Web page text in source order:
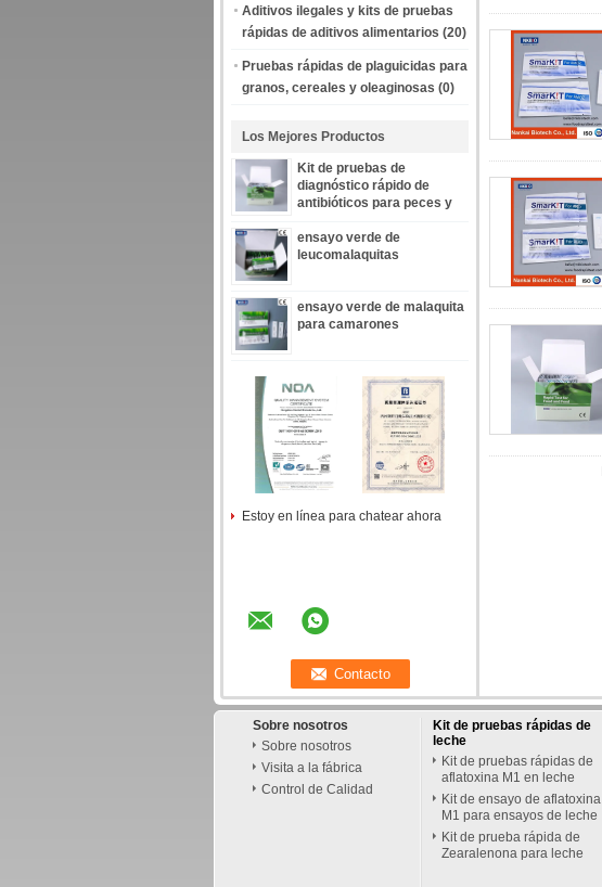
Aditivos ilegales y kits de pruebas
rápidas de aditivos alimentarios (20)
Pruebas rápidas de plaguicidas para
granos, cereales y oleaginosas (0)
Los Mejores Productos
Kit de pruebas de
diagnóstico rápido de
antibióticos para peces y
ensayo verde de
leucomalaquitas
ensayo verde de malaquita
para camarones
Estoy en línea para chatear ahora
Sobre nosotros
Sobre nosotros
Visita a la fábrica
Control de Calidad
Kit de pruebas rápidas de
leche
Kit de pruebas rápidas de
aflatoxina M1 en leche
Kit de ensayo de aflatoxina
M1 para ensayos de leche
Kit de prueba rápida de
Zearalenona para leche